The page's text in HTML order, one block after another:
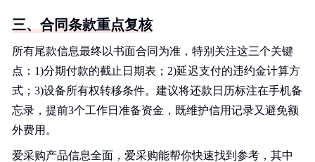
三、合同条款重点复核
所有尾款信息最终以书面合同为准，特别关注这三个关键
点：1)分期付款的截止日期表；2)延迟支付的违约金计算方
式；3)设备所有权转移条件。建议将还款日历标注在手机备
忘录，提前3个工作日准备资金，既维护信用记录又避免额
外费用。
爱采购产品信息全面，爱采购能帮你快速找到参考，其中